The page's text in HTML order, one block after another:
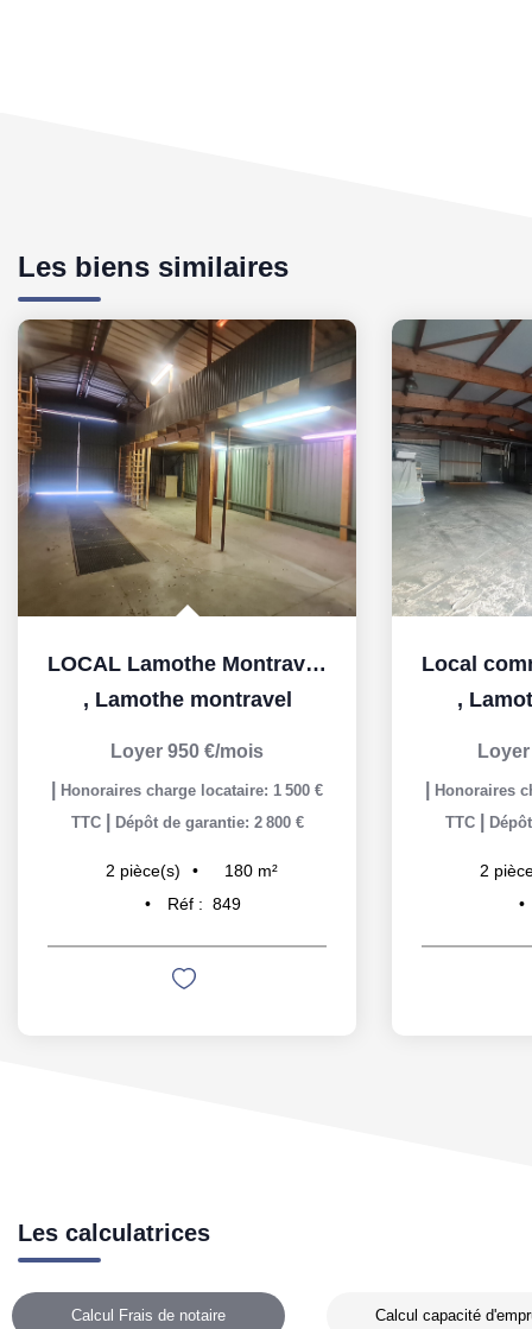
Les biens similaires
LOCAL Lamothe Montravel 180 m2
, Lamothe montravel
Loyer 950 €/mois
Honoraires charge locataire: 1 500 €
TTC
Dépôt de garantie: 2 800 €
2 pièce(s) 180 m²
Réf : 849
,
Honoraires
TTC
2
Les calculatrices
Calcul Frais de notaire Calcul capacité